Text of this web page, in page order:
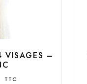
VISAGES –
TTC